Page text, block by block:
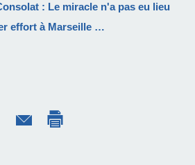
: Le miracle n'a pas eu lieu
effort à Marseille …